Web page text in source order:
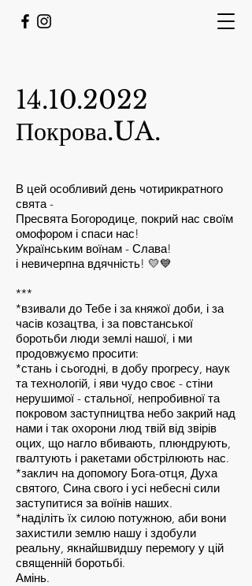
14.10.2022
Покрова.UA.
В цей особливий день чотирикратного
свята -
Пресвята Богородице, покрий нас своїм
омофором і спаси нас!
Українським воїнам - Слава!
і невичерпна вдячність! 💛💙
***
*взивали до Тебе і за княжої доби, і за
часів козацтва, і за повстанської
боротьби люди землі нашої, і ми
продовжуємо просити:
*стань і сьогодні, в добу прогресу, наук
та технологій, і яви чудо своє - стіни
нерушимої - стальної, непробивної та
покровом заступництва небо закрий над
нами і так охорони люд твій від звірів
оцих, що нагло вбивають, плюндрують,
гвалтують і ракетами обстрілюють нас.
*заклич на допомогу Бога-отця, Духа
святого, Сина свого і усі небесні сили
заступитися за воїнів наших.
*наділіть їх силою потужною, аби вони
захистили землю нашу і здобули
реальну, якнайшвидшу перемогу у цій
священній боротьбі.
Амінь.